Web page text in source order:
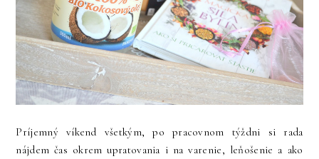
Príjemný víkend všetkým, po pracovnom týždni si rada
nájdem čas okrem upratovania i na varenie, leňošenie a ako